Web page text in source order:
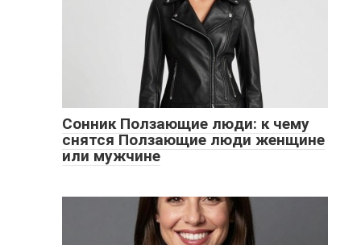
Сонник Ползающие люди: к чему
снятся Ползающие люди женщине
или мужчине